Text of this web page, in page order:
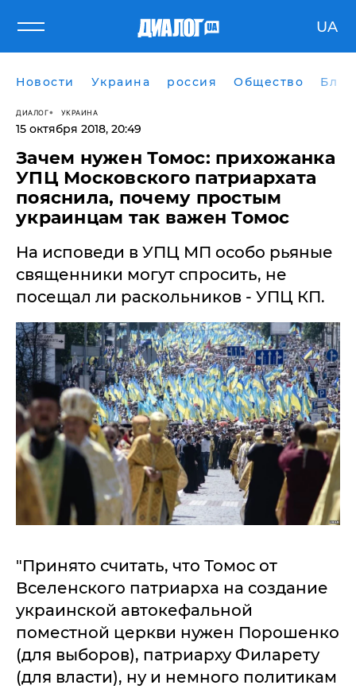
UA
Новости Украина россия Общество
ДИАЛОГ УКРАИНА
15 октября 2018, 20:49
Зачем нужен Томос: прихожанка
УПЦ Московского патриархата
пояснила, почему простым
украинцам так важен Томос
На исповеди в УПЦ МП особо рьяные
священники могут спросить, не
посещал ли раскольников - УПЦ КП.
"Принято считать, что Томос от
Вселенского патриарха на создание
украинской автокефальной
поместной церкви нужен Порошенко
(для выборов), патриарху Филарету
(для власти), ну и немного политикам